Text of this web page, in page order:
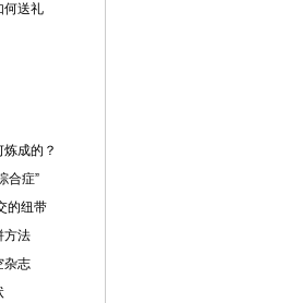
何送礼
成的？
合症”
的纽带
方法
杂志